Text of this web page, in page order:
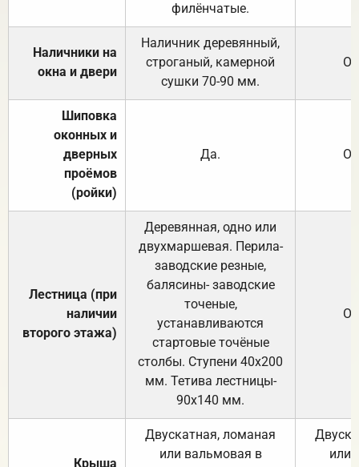
филёнчатые.
Наличники на
окна и двери
Наличник деревянный,
строганый, камерной
сушки 70-90 мм.
Шиповка
оконных и
дверных
проёмов
(ройки)
Да.
Лестница (при
наличии
второго этажа)
Деревянная, одно или
двухмаршевая. Перила-
заводские резные,
балясины- заводские
точеные,
устанавливаются
стартовые точёные
столбы. Ступени 40х200
мм. Тетива лестницы-
90х140 мм.
Крыша
Двускатная, ломаная
или вальмовая в
или